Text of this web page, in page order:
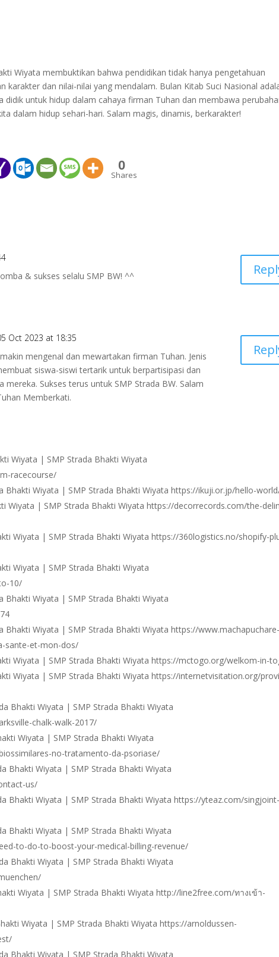
Wiyata membuktikan bahwa pendidikan tidak hanya pengetahuan
dan nilai-nilai yang mendalam. Bulan Kitab Suci Nasional
didik untuk hidup dalam cahaya firman Tuhan dan membawa
dalam hidup sehari-hari. Salam magis, dinamis, berkarakter!
0
Shares
& sukses selalu SMP BW! ^^
Oct 2023 at 18:35
mengenal dan mewartakan firman Tuhan. Jenis
siswa-siswi tertarik untuk berpartisipasi dan
mereka. Sukses terus untuk SMP Strada BW. Salam
Memberkati.
Wiyata | SMP Strada Bhakti Wiyata
racecourse/
Bhakti Wiyata | SMP Strada Bhakti Wiyata https://ikuji.or.jp/hello-
Wiyata | SMP Strada Bhakti Wiyata https://decorrecords.com/the-
Wiyata | SMP Strada Bhakti Wiyata https://360logistics.no/shopify-
Wiyata | SMP Strada Bhakti Wiyata
10/
Bhakti Wiyata | SMP Strada Bhakti Wiyata
Bhakti Wiyata | SMP Strada Bhakti Wiyata https://
sante-et-mon-dos/
Wiyata | SMP Strada Bhakti Wiyata https://mctogo.org/welkom-in-
Wiyata | SMP Strada Bhakti Wiyata https://internetvisitation.org/
Bhakti Wiyata | SMP Strada Bhakti Wiyata
chalk-walk-2017/
Wiyata | SMP Strada Bhakti Wiyata
no-tratamento-da-psoriase/
Bhakti Wiyata | SMP Strada Bhakti Wiyata
us/
Bhakti Wiyata | SMP Strada Bhakti Wiyata https://yteaz.com/
Bhakti Wiyata | SMP Strada Bhakti Wiyata
to-do-to-boost-your-medical-billing-revenue/
Bhakti Wiyata | SMP Strada Bhakti Wiyata
Wiyata | SMP Strada Bhakti Wiyata http://line2free.com/ทางเข้า-
Wiyata | SMP Strada Bhakti Wiyata https://arnoldussen-
Bhakti Wiyata | SMP Strada Bhakti Wiyata